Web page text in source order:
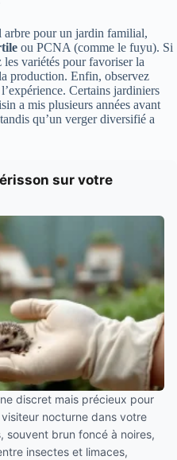
arbre pour un jardin familial,
ou PCNA (comme le fuyu). Si
variétés pour favoriser la
production. Enfin, observez
Certains jardiniers
a mis plusieurs années avant
qu’un verger diversifié a
sur votre
discret mais précieux pour
nocturne dans votre
souvent brun foncé à noires,
insectes et limaces,